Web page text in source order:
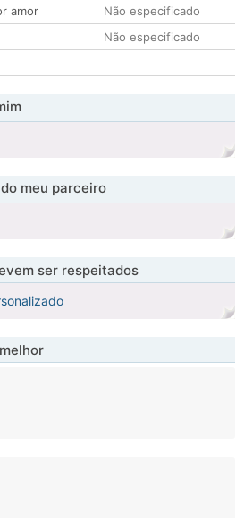
amor
Não especificado
Não especificado
meu parceiro
ser respeitados